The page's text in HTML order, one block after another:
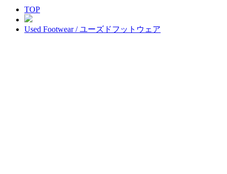
TOP
Used Footwear / ユーズドフットウェア